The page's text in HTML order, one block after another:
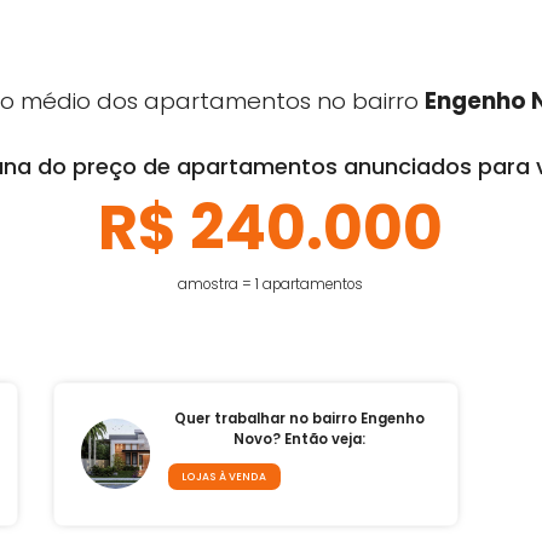
Novo
do preço de apartamentos
R$ 240.000